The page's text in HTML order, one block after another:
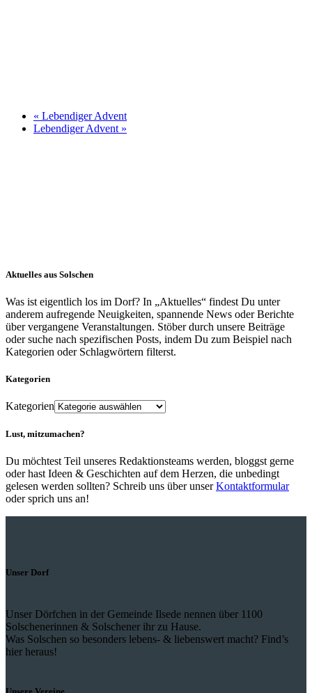
« Lebendiger Advent
Lebendiger Advent »
Aktuelles aus Solschen
Was ist eigentlich los im Dorf? In „Aktuelles“ findest Du unter
anderem aufregende Neuigkeiten, spannende News oder Berichte
über vergangene Veranstaltungen. Stöber durch unsere Beiträge
oder suche nach spezifischen Posts, indem Du zum Beispiel nach
Kategorien oder Schlagwörtern filterst.
Kategorien
Kategorien
Lust, mitzumachen?
Du möchtest Teil unseres Redaktionsteams werden, bloggst gerne
oder hast Ideen & Geschichten auf dem Herzen, die unbedingt
gelesen werden sollten? Schreib uns über unserKontaktformular
oder sprich uns an!
Unser Dorf
Unser Dörfchen in der Gemeinde Ilsede nennen über 1100
Solschenerinnen & Solschener ihr zu Hause.
Was Solschen so besonders lebens- & liebenswert macht? Find’s
hier heraus!